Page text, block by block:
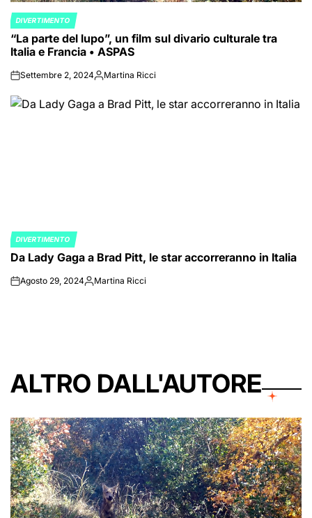
POSTED
IN
DIVERTIMENTO
“La parte del lupo”, un film sul divario culturale tra
Italia e Francia • ASPAS
onSettembre 2, 2024PostedMartina Ricci
POSTED
IN
DIVERTIMENTO
Da Lady Gaga a Brad Pitt, le star accorreranno in Italia
onAgosto 29, 2024PostedMartina Ricci
ALTRO DALL'AUTORE